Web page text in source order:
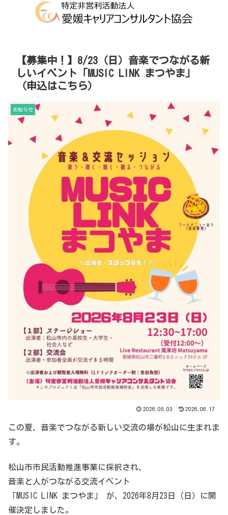
【募集中！】8/23（日）音楽でつながる新
しいイベント「MUSIC LINK まつやま」
（申込はこちら）
お知らせ
2026.05.03 2026.06.17
この夏、音楽でつながる新しい交流の場が松山に生まれま
す。
松山市市民活動推進事業に採択され、
音楽と人がつながる交流イベント
「MUSIC LINK まつやま」 が、2026年8月23日（日）に開
催決定しました。